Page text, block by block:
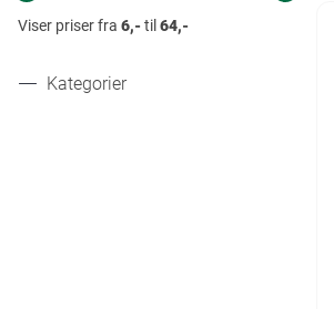
Viser priser fra 6,-til 64,-
Kategorier